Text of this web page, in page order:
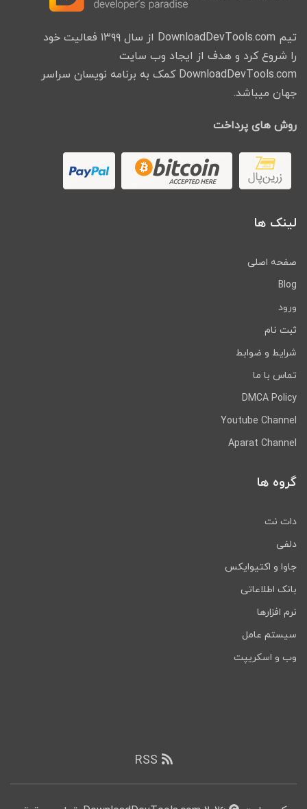
تیم DownloadDevTools.com از سال ۱۳۹۹ فعالیت خود
را شروع کرد و هدف از ایجاد وب سایت
DownloadDevTools.com کمک به برنامه نویسان سراسر
جهان میباشد.
روش های پرداخت
لینک ها
صفحه اصلی
Blog
ورود
ثبت نام
شرایط و ضوابط
تماس با ما
DMCA Policy
Youtube Channel
Aparat Channel
گروه ها
دات نت
دلفی
جاوا و اکتیوایکس
بانک اطلاعاتی
نرم افزارها
سیستم عامل
وب و اسکریپت